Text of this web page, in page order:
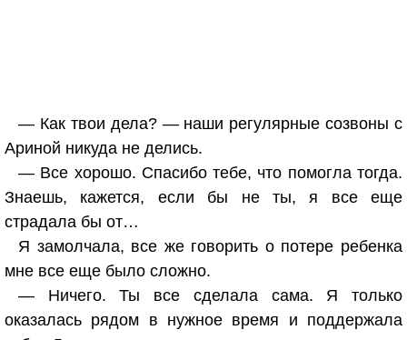
— Как твои дела? — наши регулярные созвоны с
Ариной никуда не делись.
— Все хорошо. Спасибо тебе, что помогла тогда.
Знаешь, кажется, если бы не ты, я все еще
страдала бы от…
Я замолчала, все же говорить о потере ребенка
мне все еще было сложно.
— Ничего. Ты все сделала сама. Я только
оказалась рядом в нужное время и поддержала